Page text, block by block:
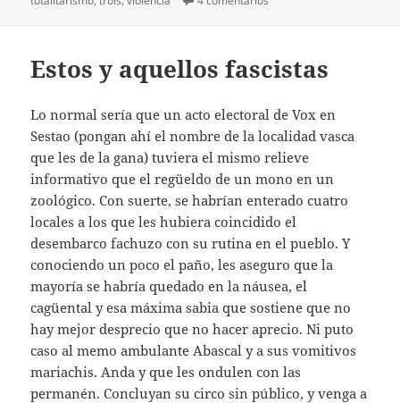
Estos y aquellos fascistas
Lo normal sería que un acto electoral de Vox en
Sestao (pongan ahí el nombre de la localidad vasca
que les de la gana) tuviera el mismo relieve
informativo que el regüeldo de un mono en un
zoológico. Con suerte, se habrían enterado cuatro
locales a los que les hubiera coincidido el
desembarco fachuzo con su rutina en el pueblo. Y
conociendo un poco el paño, les aseguro que la
mayoría se habría quedado en la náusea, el
cagüental y esa máxima sabia que sostiene que no
hay mejor desprecio que no hacer aprecio. Ni puto
caso al memo ambulante Abascal y a sus vomitivos
mariachis. Anda y que les ondulen con las
permanén. Concluyan su circo sin público, y venga a